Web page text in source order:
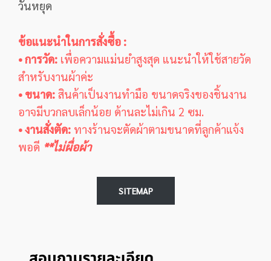
วันหยุด
ข้อแนะนำในการสั่งซื้อ :
• การวัด: เพื่อความแม่นยำสูงสุด แนะนำให้ใช้สายวัด
สำหรับงานผ้าค่ะ
• ขนาด: สินค้าเป็นงานทำมือ ขนาดจริงของชิ้นงาน
อาจมีบวกลบเล็กน้อย ด้านละไม่เกิน 2 ซม.
• งานสั่งตัด: ทางร้านจะตัดผ้าตามขนาดที่ลูกค้าแจ้ง
พอดี **ไม่ผื่อผ้า
SITEMAP